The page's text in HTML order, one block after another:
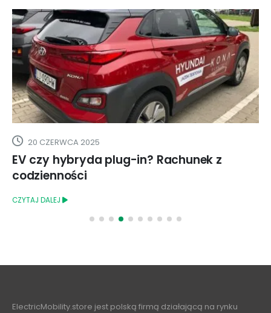
22 LUTEGO 2025
Tesla, BYD i inni producenci pod lupą
włoskiego urzędu antymonopolowego
CZYTAJ DALEJ
ElectricMobility.store jest polską firmą działającą na rynku